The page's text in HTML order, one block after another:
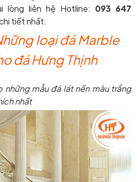
lòng liên hệ Hotline: 093 647
tiết nhất.
loại đá Marble
đá Hưng Thịnh
mẫu đá lát nền màu trắng
nhất